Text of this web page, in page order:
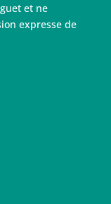
et ne
expresse de